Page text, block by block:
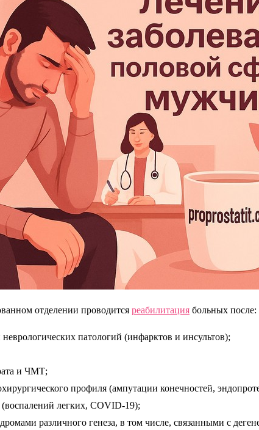
отделении проводится реабилитация больных после:
патологий (инфарктов и инсультов);
и ЧМТ;
профиля (ампутации конечностей,
легких, COVID-19);
различного генеза, в том числе, связанными с